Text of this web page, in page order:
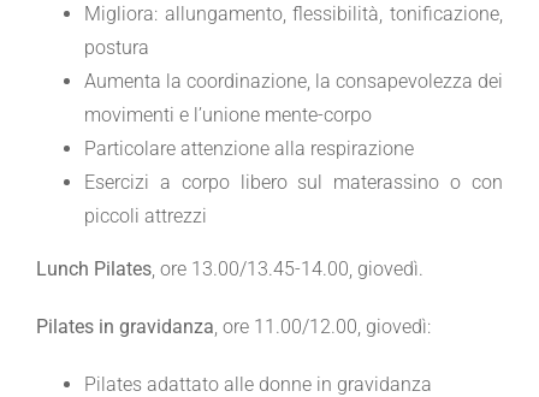
Migliora: allungamento, flessibilità, tonificazione,
postura
Aumenta la coordinazione, la consapevolezza dei
movimenti e l’unione mente-corpo
Particolare attenzione alla respirazione
Esercizi a corpo libero sul materassino o con
piccoli attrezzi
Lunch Pilates , ore 13.00/13.45-14.00, giovedì.
Pilates in gravidanza , ore 11.00/12.00, giovedì:
Pilates adattato alle donne in gravidanza